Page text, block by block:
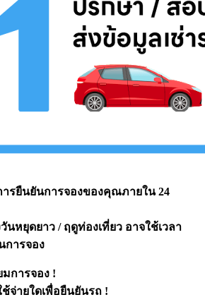
ารยืนยันการจองของคุณภายใน 24
นหยุดยาว / ฤดูท่องเที่ยว อาจใช้เวลา
การจอง
การจอง !
จ่ายใดเพื่อยืนยันรถ !